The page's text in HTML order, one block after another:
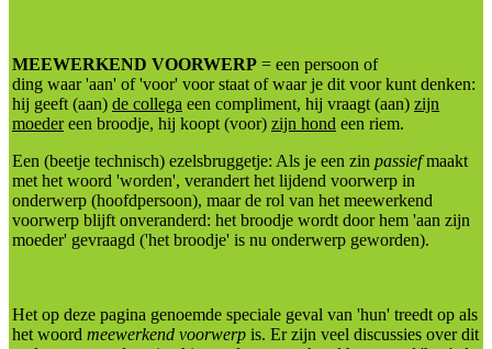
MEEWERKEND VOORWERP = een persoon of
ding waar 'aan' of 'voor' voor staat of waar je dit voor kunt denken:
hij geeft (aan) de collega een compliment, hij vraagt (aan) zijn
moedereen broodje, hij koopt (voor) zijn hond een riem.
Een (beetje technisch) ezelsbruggetje: Als je een zin passiefmaakt
met het woord 'worden', verandert het lijdend voorwerp in
onderwerp (hoofdpersoon), maar de rol van het meewerkend
voorwerp blijft onveranderd: het broodje wordt door hem 'aan zijn
moeder' gevraagd ('het broodje' is nu onderwerp geworden).
Het op deze pagina genoemde speciale geval van 'hun' treedt op als
het woord meewerkend voorwerp is. Er zijn veel discussies over dit